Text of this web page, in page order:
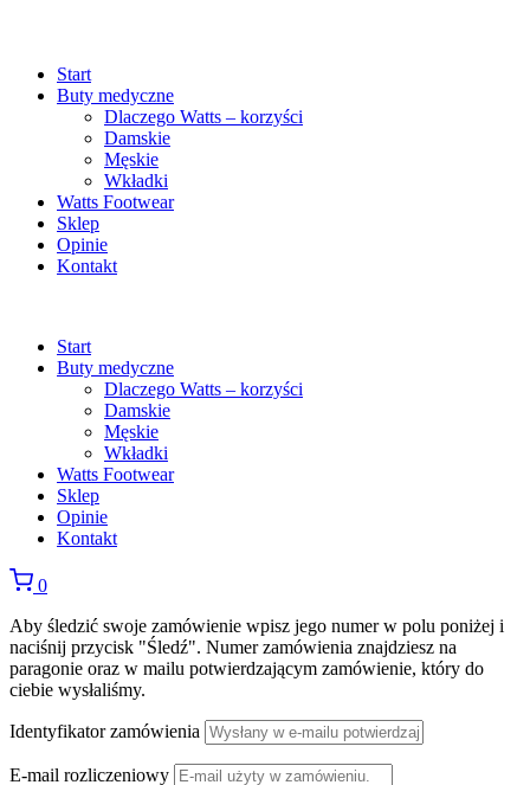
Start
Buty medyczne
Dlaczego Watts – korzyści
Damskie
Męskie
Wkładki
Watts Footwear
Sklep
Opinie
Kontakt
Start
Buty medyczne
Dlaczego Watts – korzyści
Damskie
Męskie
Wkładki
Watts Footwear
Sklep
Opinie
Kontakt
0
Aby śledzić swoje zamówienie wpisz jego numer w polu poniżej i
naciśnij przycisk "Śledź". Numer zamówienia znajdziesz na
paragonie oraz w mailu potwierdzającym zamówienie, który do
ciebie wysłaliśmy.
Identyfikator zamówienia
E-mail rozliczeniowy